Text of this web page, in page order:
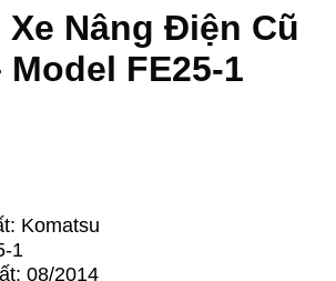
Nâng Điện Cũ
Model FE25-1
Komatsu
1
08/2014